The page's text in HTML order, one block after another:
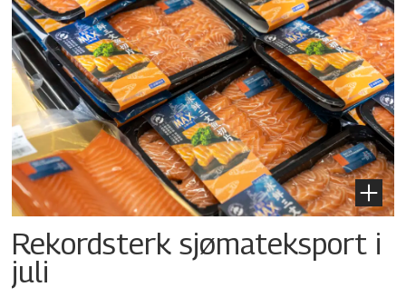
Rekordsterk sjømateksport i
juli